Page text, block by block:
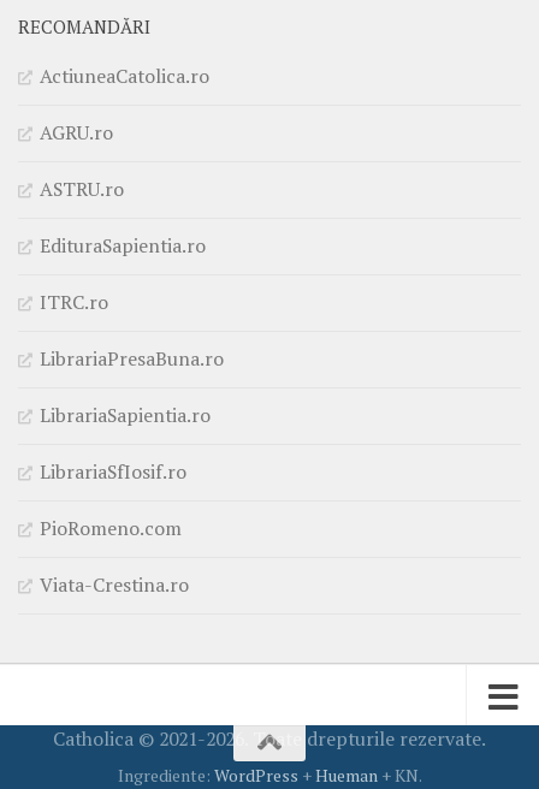
RECOMANDĂRI
ActiuneaCatolica.ro
AGRU.ro
ASTRU.ro
EdituraSapientia.ro
ITRC.ro
LibrariaPresaBuna.ro
LibrariaSapientia.ro
LibrariaSfIosif.ro
PioRomeno.com
Viata-Crestina.ro
Catholica © 2021-2026. Toate drepturile rezervate.
Ingrediente: WordPress +Hueman+ KN.